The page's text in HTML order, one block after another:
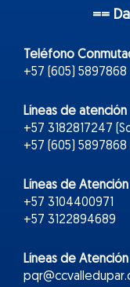
==
Teléfono
+57 (605) 5897868
Líneas de atención
+57 3182817247
+57 (605) 5897868
Líneas de
+57 3104400971
+57 3122894689
Líneas de